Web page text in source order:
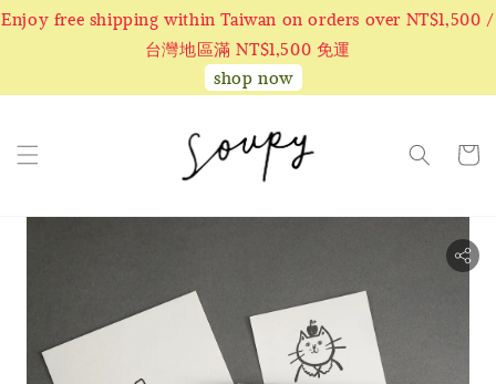
Enjoy free shipping within Taiwan on orders over NT$1,500 /
台灣地區滿 NT$1,500 免運
shop now